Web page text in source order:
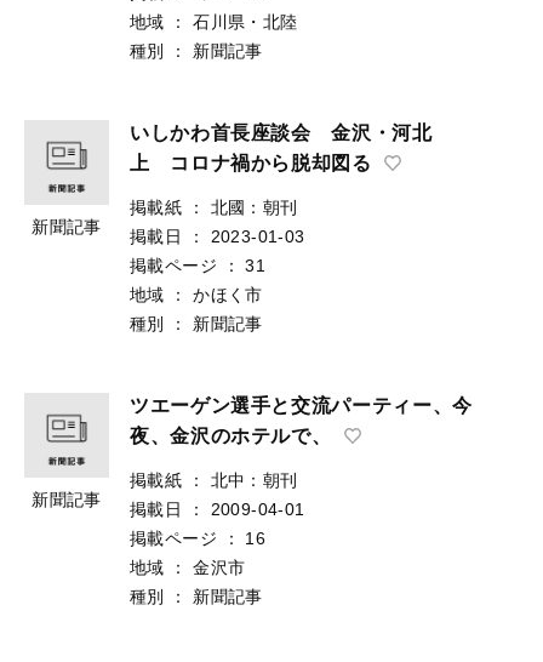
地域
：
石川県・北陸
種別
： 新聞記事
新聞記事
いしかわ首長座談会 金沢・河北
上 コロナ禍から脱却図る
掲載紙 ：
北國：朝刊
掲載日
：
2023-01-03
掲載ページ
：
31
地域
：
かほく市
種別
： 新聞記事
新聞記事
ツエーゲン選手と交流パーティー、今
夜、金沢のホテルで、
掲載紙 ：
北中：朝刊
掲載日
：
2009-04-01
掲載ページ
：
16
地域
：
金沢市
種別
： 新聞記事